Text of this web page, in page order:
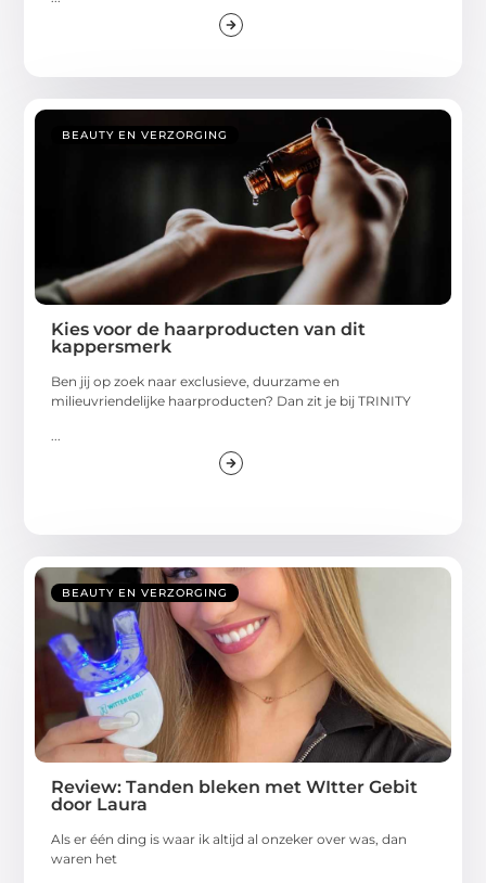
BEAUTY EN VERZORGING
Kies voor de haarproducten van dit
kappersmerk
Ben jij op zoek naar exclusieve, duurzame en
milieuvriendelijke haarproducten? Dan zit je bij TRINITY
...
BEAUTY EN VERZORGING
Review: Tanden bleken met WItter Gebit
door Laura
Als er één ding is waar ik altijd al onzeker over was, dan
waren het